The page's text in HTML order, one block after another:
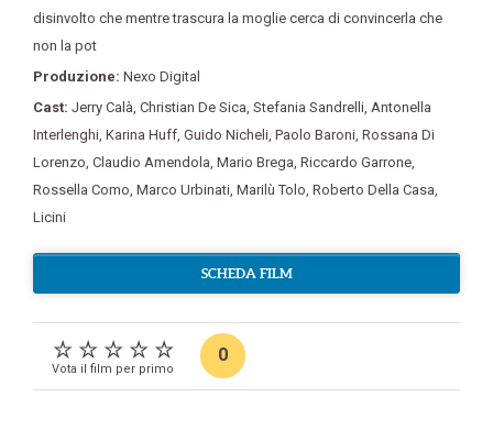
disinvolto che mentre trascura la moglie cerca di convincerla che
non la pot
Produzione: Nexo Digital
Cast: Jerry Calà Christian De Sica Stefania Sandrelli Antonella
Interlenghi Karina Huff Guido Nicheli Paolo Baroni Rossana Di
Lorenzo Claudio Amendola Mario Brega Riccardo Garrone
Rossella Como Marco Urbinati Marilù Tolo Roberto Della Casa
Licini
SCHEDA FILM
Vota il film per primo
0